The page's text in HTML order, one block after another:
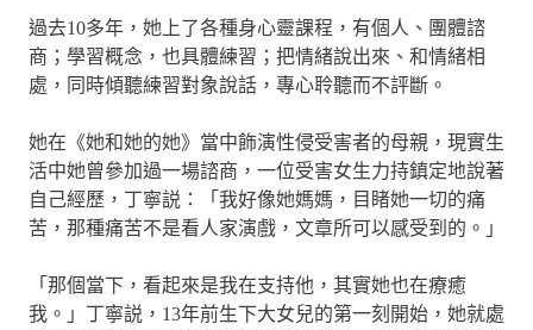
過去10多年，她上了各種身心靈課程，有個人、團體諮
商；學習概念，也具體練習；把情緒說出來、和情緒相
處，同時傾聽練習對象說話，專心聆聽而不評斷。
她在《她和她的她》當中飾演性侵受害者的母親，現實生
活中她曾參加過一場諮商，一位受害女生力持鎮定地說著
自己經歷，丁寧説：「我好像她媽媽，目睹她一切的痛
苦，那種痛苦不是看人家演戲，文章所可以感受到的。」
「那個當下，看起來是我在支持他，其實她也在療癒
我。」丁寧説，13年前生下大女兒的第一刻開始，她就處